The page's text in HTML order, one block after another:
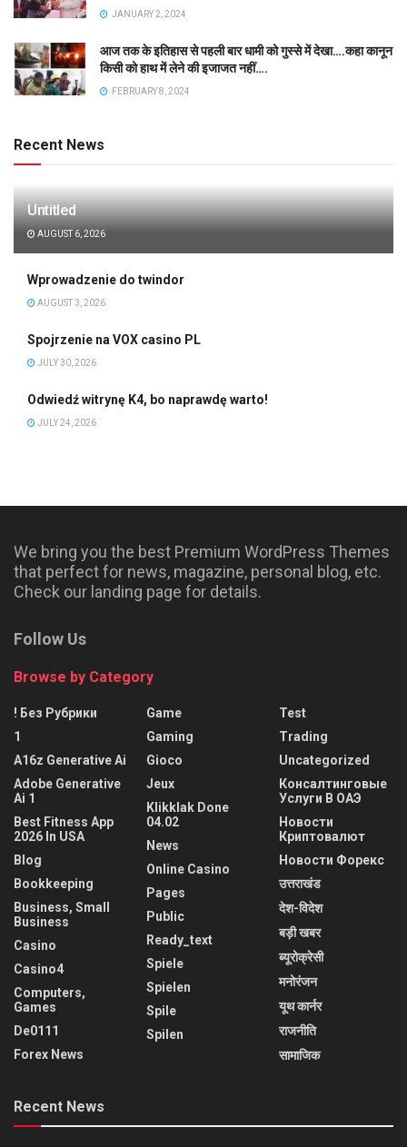
JANUARY 2, 2024
आज तक के इतिहास से पहली बार धामी को गुस्से में देखा….कहा कानून
किसी को हाथ में लेने की इजाजत नहीं….
FEBRUARY 8, 2024
Recent News
Untitled
AUGUST 6, 2026
Wprowadzenie do twindor
AUGUST 3, 2026
Spojrzenie na VOX casino PL
JULY 30, 2026
Odwiedź witrynę K4, bo naprawdę warto!
JULY 24, 2026
We bring you the best Premium WordPress Themes
that perfect for news, magazine, personal blog, etc.
Check our landing page for details.
Follow Us
Browse by Category
! Без Рубрики
1
A16z Generative Ai
Adobe Generative
Ai 1
Best Fitness App
2026 In USA
Blog
Bookkeeping
Business, Small
Business
Casino
Casino4
Computers,
Games
De0111
Forex News
Game
Gaming
Gioco
Jeux
Klikklak Done
04.02
News
Online Casino
Pages
Public
Ready_text
Spiele
Spielen
Spile
Spilen
Test
Trading
Uncategorized
Консалтинговые
Услуги В ОАЭ
Новости
Криптовалют
Новости Форекс
उत्तराखंड
देश-विदेश
बड़ी खबर
ब्यूरोक्रेसी
मनोरंजन
यूथ कार्नर
राजनीति
सामाजिक
Recent News